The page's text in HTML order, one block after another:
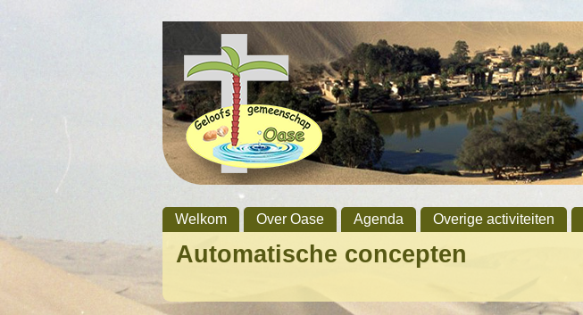
Welkom Over Oase Agenda Overige activiteiten
Automatische concepten